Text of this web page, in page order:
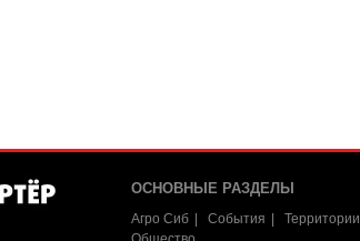
ОСНОВНЫЕ РАЗДЕЛЫ
Агро Сиб События Территории